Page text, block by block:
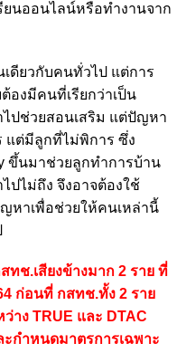
ยนออนไลน์หรือทำงานจาก
ดียวกับคนทั่วไป แต่การ
องมีคนที่เรียกว่าเป็น
ไปช่วยสอนเสริม แต่ปัญหา
ต่มีลูกที่ไม่พิการ ซึ่ง
ขึ้นมาช่วยลูกทำการบ้าน
ปไม่ถึง จึงอาจต้องใช้
หาเพื่อช่วยให้คนเหล่านี้
ทช.เสียงข้างมาก 2 ราย ที่
ก่อนที่ กสทช.ทั้ง 2 ราย
าง TRUE และ DTAC
ะกำหนดมาตรการเฉพาะ